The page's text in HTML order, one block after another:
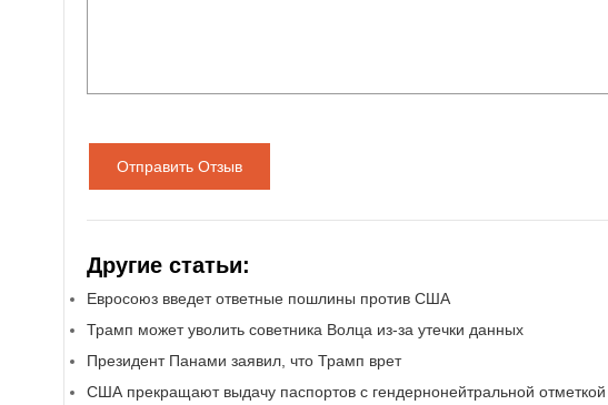
Отправить Отзыв
Другие статьи:
Евросоюз введет ответные пошлины против США
Трамп может уволить советника Волца из-за утечки данных
Президент Панами заявил, что Трамп врет
США прекращают выдачу паспортов с гендернонейтральной отметкой